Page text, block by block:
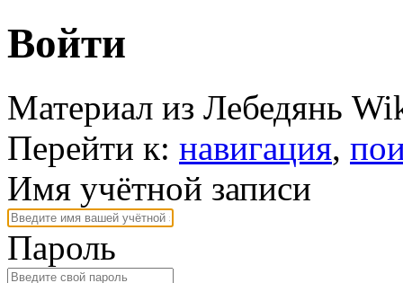
Войти
Материал из Лебедянь
Перейти к: навигация,
Имя учётной записи
Пароль